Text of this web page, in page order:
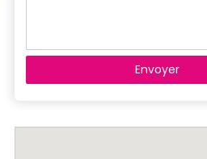
Envoyer